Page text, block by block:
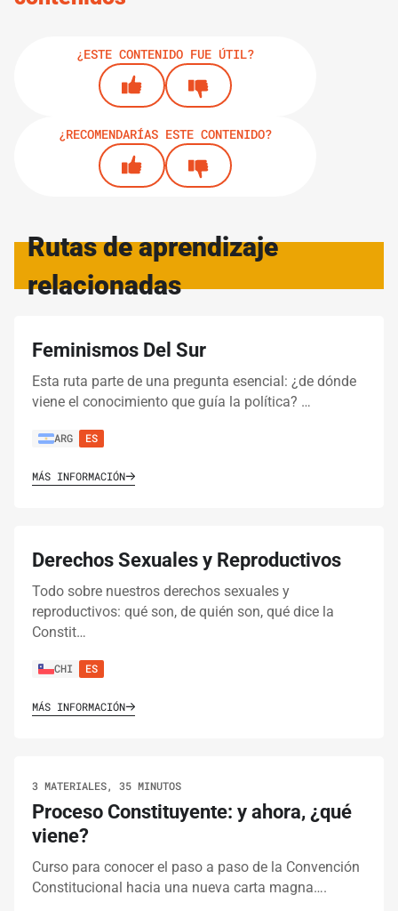
Glosario Constitucional: T – Z
IMPRIMIR RUTA DE APRENDIZAJE
¿ESTE CONTENIDO FUE ÚTIL?
¿RECOMENDARÍAS ESTE CONTENIDO?
Rutas de aprendizaje
relacionadas
Feminismos Del Sur
Esta ruta parte de una pregunta esencial: ¿de dónde
viene el conocimiento que guía la política? …
ARG ES
MÁS INFORMACIÓN
Derechos Sexuales y Reproductivos
Todo sobre nuestros derechos sexuales y
reproductivos: qué son, de quién son, qué dice la
Constit…
CHI ES
MÁS INFORMACIÓN
3 MATERIALES, 35 MINUTOS
Proceso Constituyente: y ahora, ¿qué
viene?
Curso para conocer el paso a paso de la Convención
Constitucional hacia una nueva carta magna….